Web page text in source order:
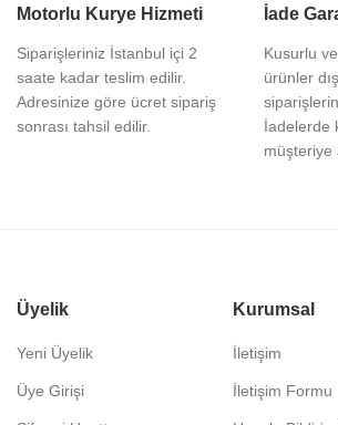
Motorlu Kurye Hizmeti
Siparişleriniz İstanbul içi 2
saate kadar teslim edilir.
Adresinize göre ücret sipariş
sonrası tahsil edilir.
İade
Kusurlu
ürünler
İadelerde
müşteriye
Üyelik
Yeni Üyelik
Üye Girişi
Kurumsal
İletişim
İletişim Formu